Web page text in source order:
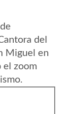
del
Miguel en
el zoom